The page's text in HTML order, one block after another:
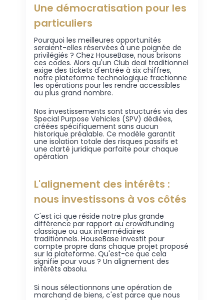
Une démocratisation pour les
particuliers
Pourquoi les meilleures opportunités
seraient-elles réservées à une poignée de
privilégiés ? Chez HouseBase, nous brisons
ces codes. Alors qu'un Club deal traditionnel
exige des tickets d'entrée à six chiffres,
notre plateforme technologique fractionne
les opérations pour les rendre accessibles
au plus grand nombre.
Nos investissements sont structurés via des
Special Purpose Vehicles (SPV) dédiées,
créées spécifiquement sans aucun
historique préalable. Ce modèle garantit
une isolation totale des risques passifs et
une clarté juridique parfaite pour chaque
opération
L'alignement des intérêts :
nous investissons à vos côtés
C'est ici que réside notre plus grande
différence par rapport au crowdfunding
classique ou aux intermédiaires
traditionnels. HouseBase investit pour
compte propre dans chaque projet proposé
sur la plateforme. Qu'est-ce que cela
signifie pour vous ? Un alignement des
intérêts absolu.
Si nous sélectionnons une opération de
marchand de biens, c'est parce que nous